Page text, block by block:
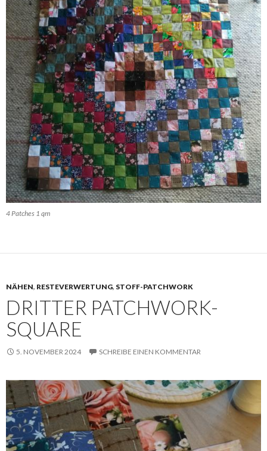
4 Patches 1 qm
NÄHEN, RESTEVERWERTUNG, STOFF-PATCHWORK
DRITTER PATCHWORK-
SQUARE
5. NOVEMBER 2024 SCHREIBE EINEN KOMMENTAR